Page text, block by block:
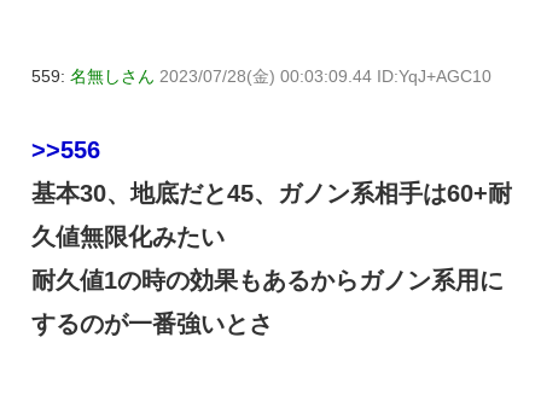
559: 名無しさん 2023/07/28(金) 00:03:09.44 ID:YqJ+AGC10
>>556
基本30、地底だと45、ガノン系相手は60+耐
久値無限化みたい
耐久値1の時の効果もあるからガノン系用に
するのが一番強いとさ